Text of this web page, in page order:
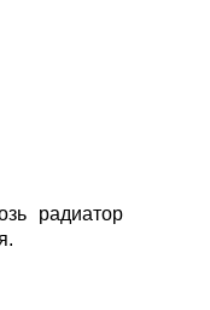
радиатор